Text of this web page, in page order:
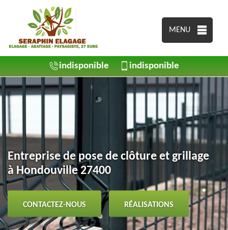
MENU
indisponible indisponible
Entreprise de pose de clôture et grillage
à Hondouville 27400
CONTACTEZ-NOUS RÉALISATIONS